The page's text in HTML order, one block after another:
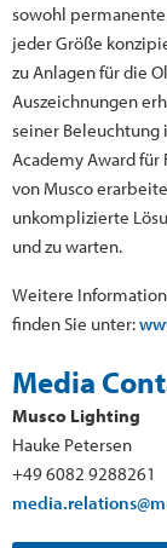
sowohl
jeder Größe
zu Anlagen für die
Auszeichnungen
seiner Beleuchtung
Academy Award
von Musco
unkomplizierte
und zu warten.
Weitere
finden Sie unter:
Media
Musco Lighting
Hauke Petersen
+49 6082 9288261